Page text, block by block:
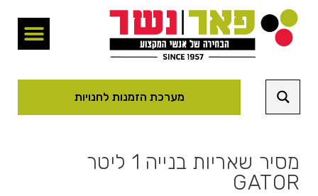
מערכת הזמנות לחנויות
מסיר שאריות בנייה 1 ליטר
GATOR